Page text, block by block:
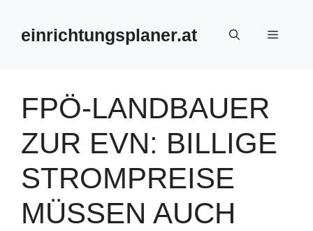
springeneinrichtungsplaner.at Menü
FPÖ-LANDBAUER
ZUR EVN: BILLIGE
STROMPREISE
MÜSSEN AUCH